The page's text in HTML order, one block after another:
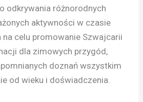
odkrywania różnorodnych
aktywności w czasie
na celu promowanie Szwajcarii
dla zimowych przygód,
doznań wszystkim
od wieku i doświadczenia.